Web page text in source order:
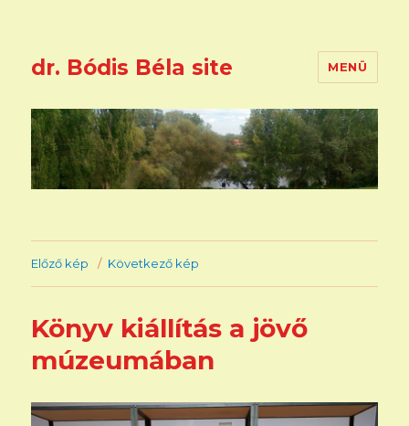
dr. Bódis Béla site MENÜ
Előző kép Következő kép
Könyv kiállítás a jövő
múzeumában